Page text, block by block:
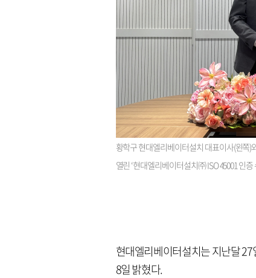
황학구 현대엘리베이터설치 대표이사(왼쪽)
열린 ‘현대엘리베이터설치㈜ ISO 45001 인
현대엘리베이터설치는 지난달
8일 밝혔다.